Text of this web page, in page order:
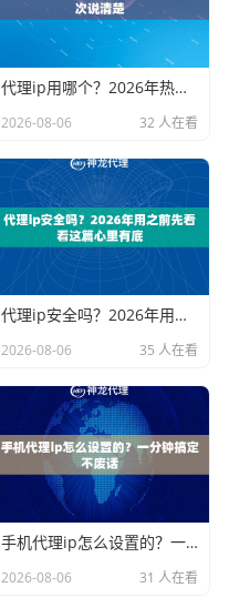
代理ip用哪个？2026年热门选择一次说清楚
2026-08-06 32 人在看
代理ip安全吗？2026年用之前先看看这篇心里有底
2026-08-06 35 人在看
手机代理ip怎么设置的？一分钟搞定不废话
2026-08-06 31 人在看